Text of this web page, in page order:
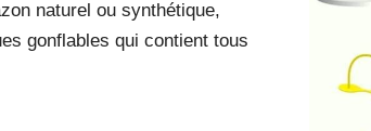
naturel ou synthétique,
gonflables qui contient tous